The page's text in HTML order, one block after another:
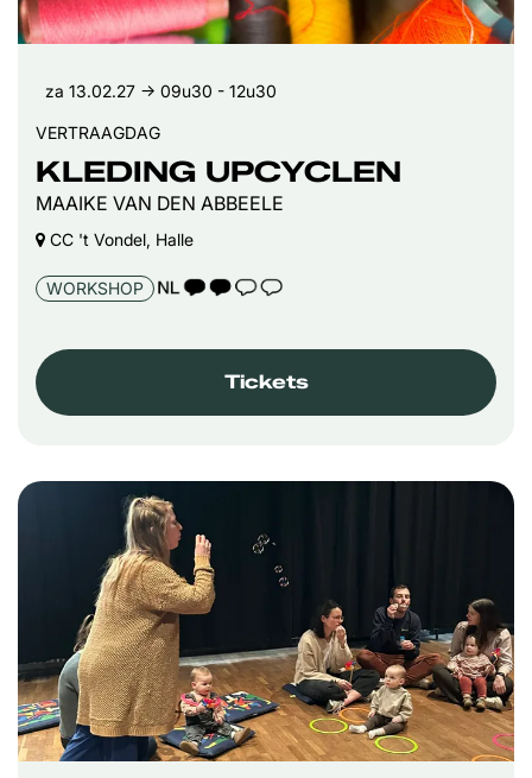
KLEDING UPCYCLEN
MAAIKE VAN DEN ABBEELE
VERTRAAGDAG
za 13.02.27 → 09u30 - 12u30
CC 't Vondel, Halle
WORKSHOP TAALICOON 2
Tickets